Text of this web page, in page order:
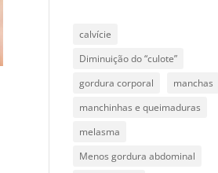
calvície
Diminuição do “culote”
gordura corporal
manchas
manchinhas e queimaduras
melasma
Menos gordura abdominal